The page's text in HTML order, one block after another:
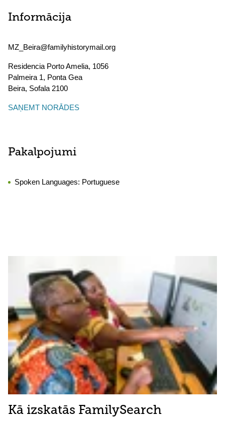
Informācija
MZ_Beira@familyhistorymail.org
Residencia Porto Amelia, 1056
Palmeira 1, Ponta Gea
Beira, Sofala 2100
SAŅEMT NORĀDES
Pakalpojumi
Spoken Languages: Portuguese
Kā izskatās FamilySearch